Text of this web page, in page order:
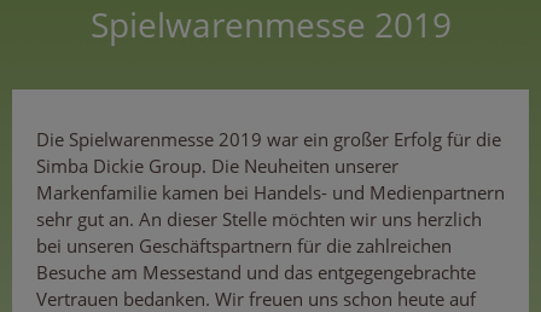
Spielwarenmesse 2019
Die Spielwarenmesse 2019 war ein großer Erfolg für die
Simba Dickie Group. Die Neuheiten unserer
Markenfamilie kamen bei Handels- und Medienpartnern
sehr gut an. An dieser Stelle möchten wir uns herzlich
bei unseren Geschäftspartnern für die zahlreichen
Besuche am Messestand und das entgegengebrachte
Vertrauen bedanken. Wir freuen uns schon heute auf